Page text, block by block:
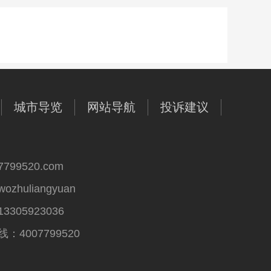
城市导览 网站导航 投诉建议
：4007799520